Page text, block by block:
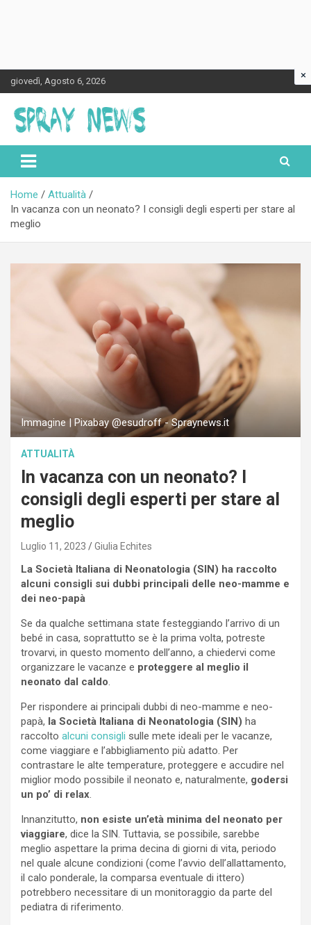
Skip
to
content
giovedì, Agosto 6, 2026
Spraynews.it
Home
Attualità
In vacanza con un neonato? I consigli degli esperti per stare al
meglio
Immagine | Pixabay @esudroff - Spraynews.it
ATTUALITÀ
In vacanza con un neonato? I
consigli degli esperti per stare al
meglio
Luglio 11, 2023 Giulia Echites
La Società Italiana di Neonatologia (SIN) ha raccolto
alcuni consigli sui dubbi principali delle neo-mamme e
dei neo-papà
Se da qualche settimana state festeggiando l’arrivo di un
bebé in casa, soprattutto se è la prima volta, potreste
trovarvi, in questo momento dell’anno, a chiedervi come
organizzare le vacanze e proteggere al meglio il
neonato dal caldo.
Per rispondere ai principali dubbi di neo-mamme e neo-
papà, la Società Italiana di Neonatologia (SIN) ha
raccolto alcuni consigli sulle mete ideali per le vacanze,
come viaggiare e l’abbigliamento più adatto. Per
contrastare le alte temperature, proteggere e accudire nel
miglior modo possibile il neonato e, naturalmente, godersi
un po’ di relax.
Innanzitutto, non esiste un’età minima del neonato per
viaggiare, dice la SIN. Tuttavia, se possibile, sarebbe
meglio aspettare la prima decina di giorni di vita, periodo
nel quale alcune condizioni (come l’avvio dell’allattamento,
il calo ponderale, la comparsa eventuale di ittero)
potrebbero necessitare di un monitoraggio da parte del
pediatra di riferimento.
×